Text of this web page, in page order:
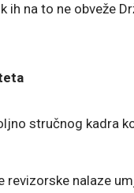
na to ne obveže
stručnog kadra
revizorske nalaze